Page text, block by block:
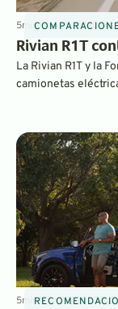
5minMay 25, 2023By
Rivian R1T
La Rivian R1T y la
camionetas
5minNov 22, 2022By